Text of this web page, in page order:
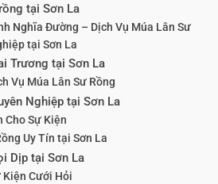
tại Sơn La
Nghĩa Đường – Dịch Vụ Múa Lân Sư
tại Sơn La
Trương tại Sơn La
Vụ Múa Lân Sư Rồng
Nghiệp tại Sơn La
Cho Sự Kiện
Uy Tín tại Sơn La
Dịp tại Sơn La
Kiện Cưới Hỏi